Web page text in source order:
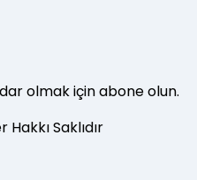
olmak için abone olun.
Hakkı Saklıdır